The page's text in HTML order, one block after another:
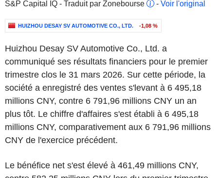
S&P Capital IQ - Traduit par Zonebourse
- Voir l'original
HUIZHOU DESAY SV AUTOMOTIVE CO., LTD. -1,08 %
Huizhou Desay SV Automotive Co., Ltd. a
communiqué ses résultats financiers pour le premier
trimestre clos le 31 mars 2026. Sur cette période, la
société a enregistré des ventes s'levant à 6 495,18
millions CNY, contre 6 791,96 millions CNY un an
plus tôt. Le chiffre d'affaires s'est établi à 6 495,18
millions CNY, comparativement aux 6 791,96 millions
CNY de l'exercice précédent.
Le bénéfice net s'est élevé à 461,49 millions CNY,